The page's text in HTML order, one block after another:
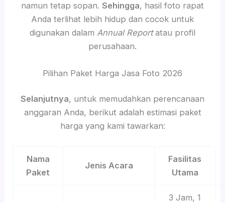
namun tetap sopan. Sehingga, hasil foto rapat
Anda terlihat lebih hidup dan cocok untuk
digunakan dalam Annual Reportatau profil
perusahaan.
Pilihan Paket Harga Jasa Foto 2026
Selanjutnya, untuk memudahkan perencanaan
anggaran Anda, berikut adalah estimasi paket
harga yang kami tawarkan:
Nama
Paket
Jenis Acara
Fasilitas
Utama
3 Jam, 1